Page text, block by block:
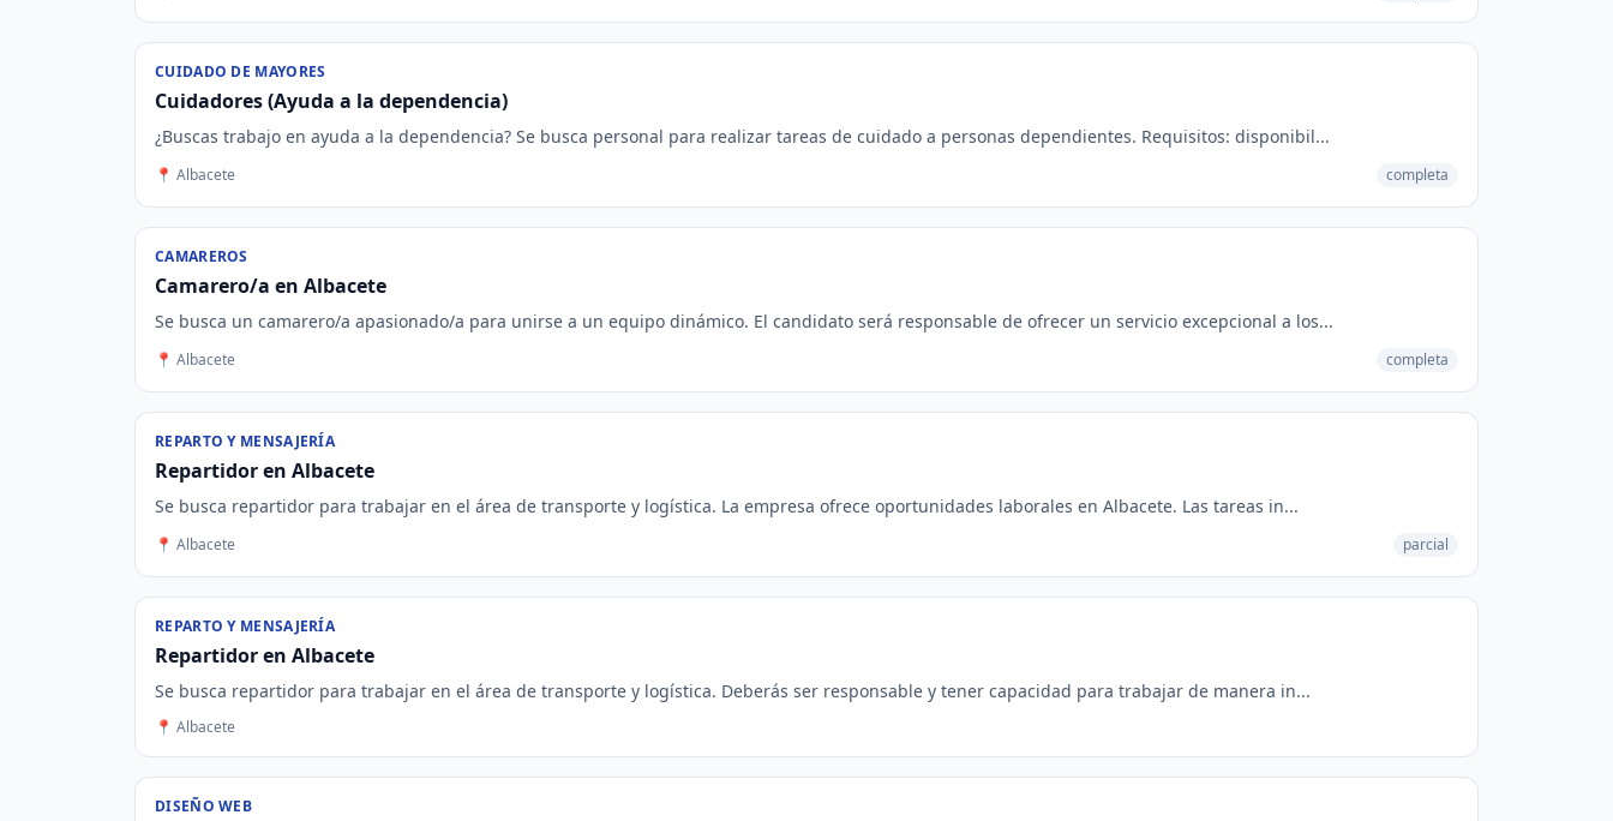
CUIDADO DE MAYORES
Cuidadores (Ayuda a la dependencia)
¿Buscas trabajo en ayuda a la dependencia? Se busca personal para realizar tareas de cuidado a personas dependientes. Requisitos: disponibil...
📍 Albacete completa
CAMAREROS
Camarero/a en Albacete
Se busca un camarero/a apasionado/a para unirse a un equipo dinámico. El candidato será responsable de ofrecer un servicio excepcional a los...
📍 Albacete completa
REPARTO Y MENSAJERÍA
Repartidor en Albacete
Se busca repartidor para trabajar en el área de transporte y logística. La empresa ofrece oportunidades laborales en Albacete. Las tareas in...
📍 Albacete parcial
REPARTO Y MENSAJERÍA
Repartidor en Albacete
Se busca repartidor para trabajar en el área de transporte y logística. Deberás ser responsable y tener capacidad para trabajar de manera in...
📍 Albacete
DISEÑO WEB